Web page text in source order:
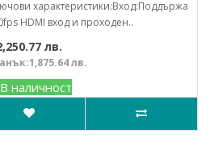
характеристики:Вход:Поддържа
HDMI вход и проходен..
лв.
лв.
В наличност